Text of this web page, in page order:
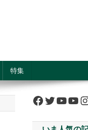
特集
Facebook
Twitter